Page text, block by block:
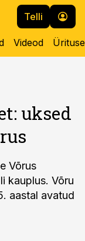
Telli
Videod
uksed
Võrus
kauplus. Võru
aastal avatud